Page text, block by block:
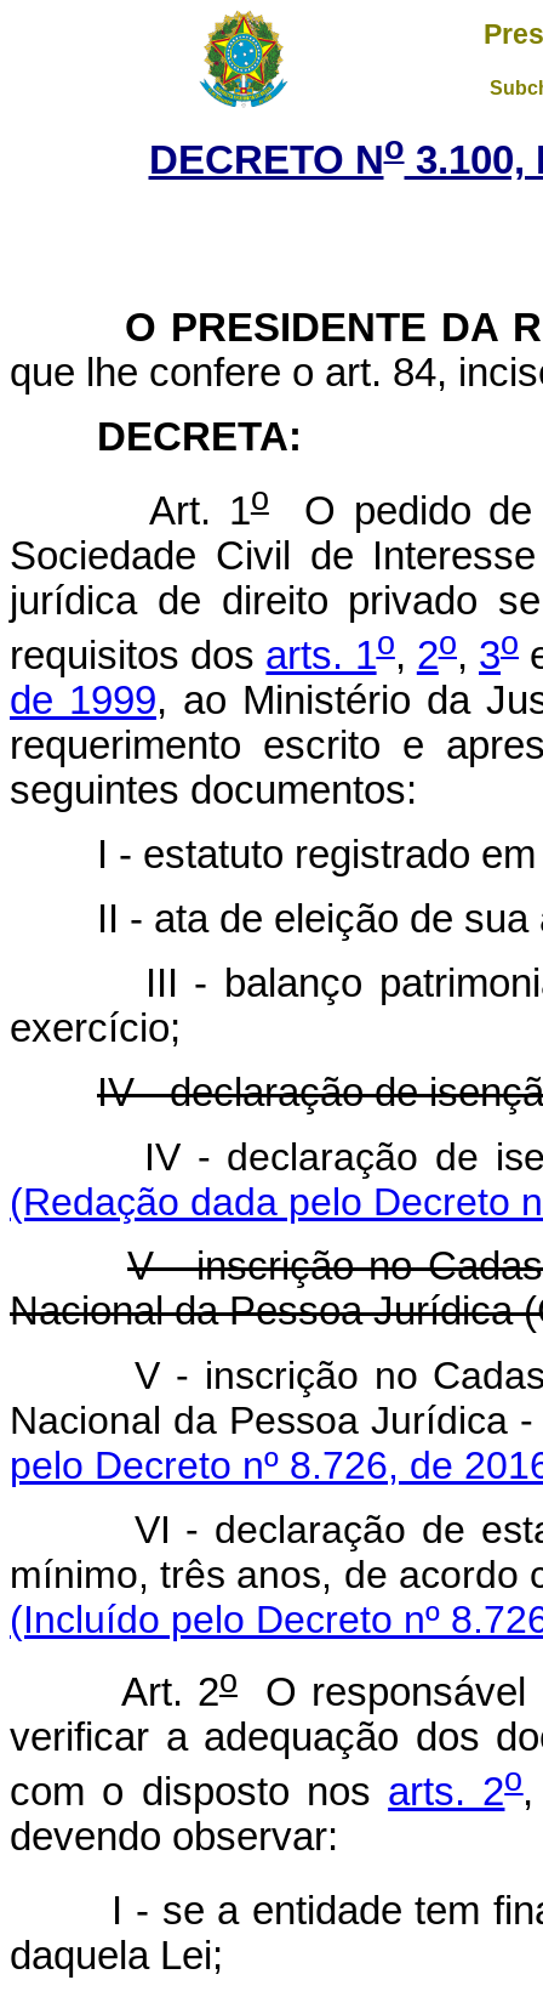
DECRETO No3.100,
O PRESIDENTE DA
que lhe confere o art. 84,
DECRETA:
Art. 1oO pedido de
Sociedade Civil de
jurídica de direito privado
requisitos dos arts. 1o, 2o, 3o
de 1999, ao Ministério da
requerimento escrito e
seguintes documentos:
I - estatuto registrado
II - ata de eleição de
III - balanço
exercício;
IV - declaração de
IV - declaração
(Redação dada pelo Decreto
V - inscrição no
Nacional da Pessoa Jurídica
V - inscrição no
Nacional da Pessoa
pelo Decreto nº 8.726, de
VI - declaração de
mínimo, três anos, de acordo
(Incluído pelo Decreto nº
Art. 2oO responsável
verificar a adequação dos
com o disposto nos arts. 2o
devendo observar:
I - se a entidade tem
daquela Lei;